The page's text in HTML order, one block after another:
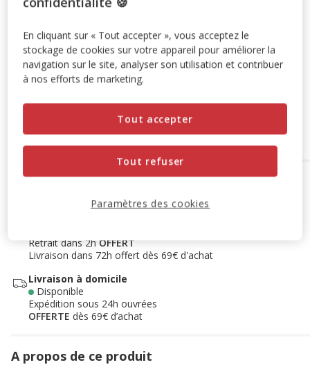
Animalis. Offre non cumulable aux autres promotions en
cours. Voir conditions
Code: WELCOME10 Copier
Ajouter au panier
Options de livraison Détails livraison
Retrait en magasin
Retrait dans 2h OFFERT
Livraison dans 72h offert dès 69€ d'achat
Livraison à domicile
Disponible
Expédition sous 24h ouvrées
OFFERTE dès 69€ d’achat
A propos de ce produit
En cliquant sur « Tout accepter », vous acceptez le
stockage de cookies sur votre appareil pour améliorer la
navigation sur le site, analyser son utilisation et contribuer
à nos efforts de marketing.
Tout refuser
Tout accepter
Paramètres des cookies